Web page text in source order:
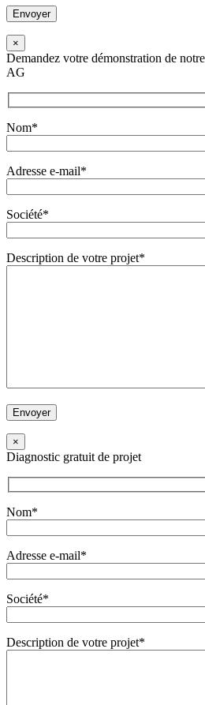
×
Demandez votre démonstration de
AG
Nom*
Adresse e-mail*
Société*
Description de votre projet*
×
Diagnostic gratuit de projet
Nom*
Adresse e-mail*
Société*
Description de votre projet*